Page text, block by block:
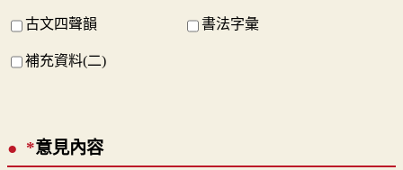
古文四聲韻 書法字彙
補充資料(二)
*意見內容